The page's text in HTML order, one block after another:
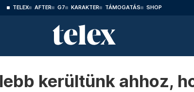
TELEX AFTER G7 KARAKTER TÁMOGATÁS SHOP
kerültünk ahhoz,